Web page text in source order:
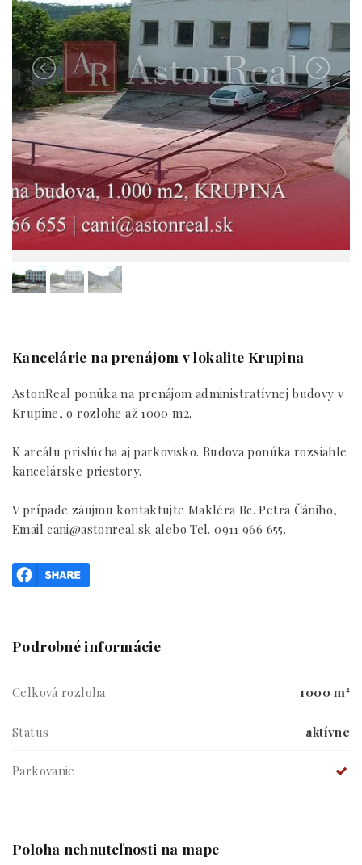
Kancelárie na prenájom v lokalite Krupina
AstonReal ponúka na prenájom administratívnej budovy v
Krupine, o rozlohe až 1000 m2.
K areálu prislúcha aj parkovisko. Budova ponúka rozsiahle
kancelárske priestory.
V prípade záujmu kontaktujte Makléra Bc. Petra Čániho,
Email cani@astonreal.sk alebo Tel. 0911 966 655.
Podrobné informácie
Celková rozloha 1000 m²
Status aktívne
Parkovanie
Poloha nehnuteľnosti na mape